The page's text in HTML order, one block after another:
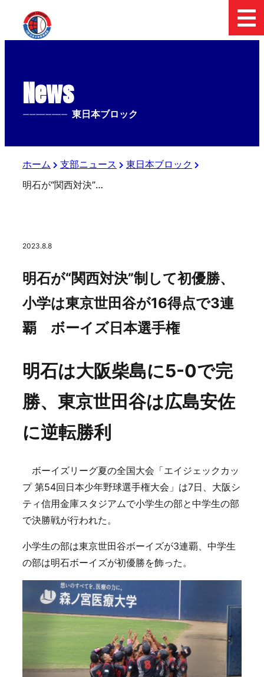
News
-------------- 東日本ブロック
ホーム 支部ニュース
東日本ブロック
明石が“関西対決”制して初優勝、小学は東京世田谷が16得点で3連覇 ボーイズ日本選手権
2023.8.8
明石が“関西対決”制して初優勝、
小学は東京世田谷が16得点で3連
覇 ボーイズ日本選手権
明石は大阪柴島に5-0で完
勝、東京世田谷は広島安佐
に逆転勝利
ボーイズリーグ夏の全国大会「エイジェックカッ
プ 第54回日本少年野球選手権大会」は7日、大阪シ
ティ信用金庫スタジアムで小学生の部と中学生の部
で決勝戦が行われた。
小学生の部は東京世田谷ボーイズが3連覇、中学生
の部は明石ボーイズが初優勝を飾った。